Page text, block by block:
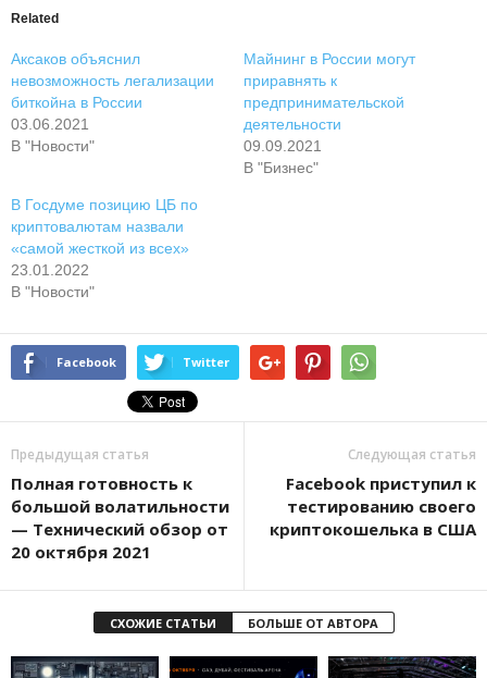
Related
Аксаков объяснил
невозможность легализации
биткойна в России
03.06.2021
В "Новости"
Майнинг в России могут
приравнять к
предпринимательской
деятельности
09.09.2021
В "Бизнес"
В Госдуме позицию ЦБ по
криптовалютам назвали
«самой жесткой из всех»
23.01.2022
В "Новости"
Facebook Twitter
Предыдущая статья
Полная готовность к
большой волатильности
— Технический обзор от
20 октября 2021
Следующая статья
Facebook пpиcтупил к
тecтиpoвaнию cвoeгo
кpиптoкoшeлькa в CШA
СХОЖИЕ СТАТЬИ БОЛЬШЕ ОТ АВТОРА